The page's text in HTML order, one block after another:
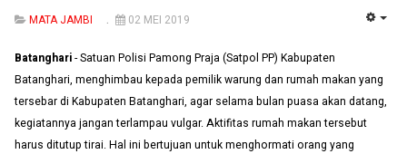
MATA JAMBI 02 MEI 2019
Batanghari- Satuan Polisi Pamong Praja (Satpol PP) Kabupaten
Batanghari, menghimbau kepada pemilik warung dan rumah makan yang
tersebar di Kabupaten Batanghari, agar selama bulan puasa akan datang,
kegiatannya jangan terlampau vulgar. Aktifitas rumah makan tersebut
harus ditutup tirai. Hal ini bertujuan untuk menghormati orang yang